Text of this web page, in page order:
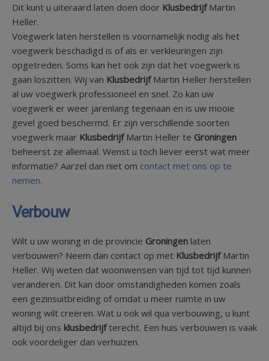
Dit kunt u uiteraard laten doen door KlusbedrijfMartin
Heller.
Voegwerk laten herstellen is voornamelijk nodig als het
voegwerk beschadigd is of als er verkleuringen zijn
opgetreden. Soms kan het ook zijn dat het voegwerk is
gaan loszitten. Wij van KlusbedrijfMartin Heller herstellen
al uw voegwerk professioneel en snel. Zo kan uw
voegwerk er weer jarenlang tegenaan en is uw mooie
gevel goed beschermd. Er zijn verschillende soorten
voegwerk maar KlusbedrijfMartin Heller te Groningen
beheerst ze allemaal. Wenst u toch liever eerst wat meer
informatie? Aarzel dan niet om contact met ons op te
nemen.
Verbouw
Wilt u uw woning in de provincie Groningen laten
verbouwen? Neem dan contact op met KlusbedrijfMartin
Heller. Wij weten dat woonwensen van tijd tot tijd kunnen
veranderen. Dit kan door omstandigheden komen zoals
een gezinsuitbreiding of omdat u meer ruimte in uw
woning wilt creëren. Wat u ook wil qua verbouwing, u kunt
altijd bij ons klusbedrijfterecht. Een huis verbouwen is vaak
ook voordeliger dan verhuizen.